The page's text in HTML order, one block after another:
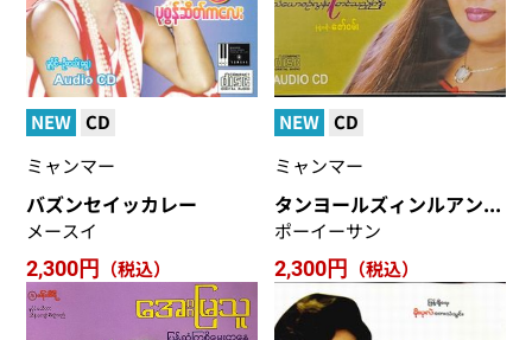
NEW CD
ミャンマー
バズンセイッカレー
メースイ
2,300円 （税込）
NEW CD
ミャンマー
タンヨールズィンルアンティンディージョー
ポーイーサン
2,300円 （税込）